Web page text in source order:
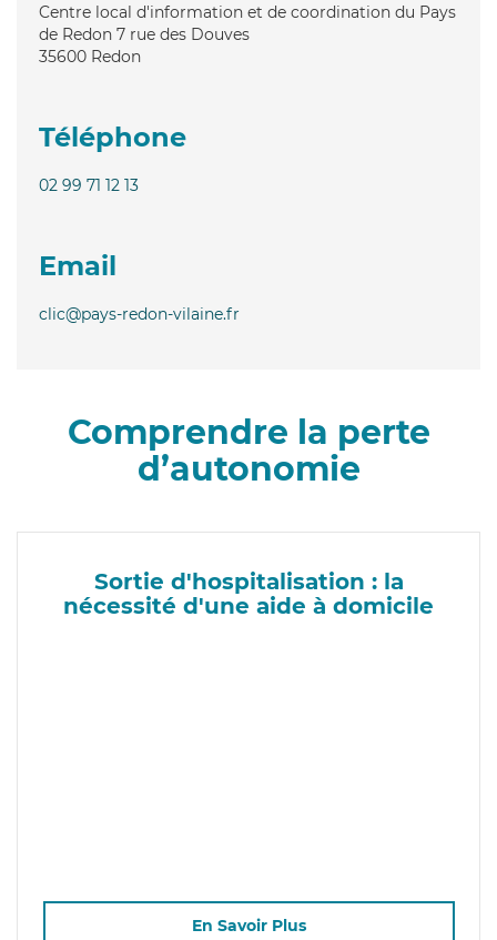
Centre local d'information et de coordination du Pays
de Redon 7 rue des Douves
35600 Redon
Téléphone
02 99 71 12 13
Email
clic@pays-redon-vilaine.fr
Comprendre la perte
d’autonomie
Sortie d'hospitalisation : la
nécessité d'une aide à domicile
En Savoir Plus